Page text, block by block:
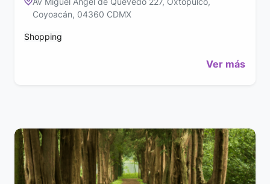
Coyoacán, 04360 CDMX
Shopping
Ver más